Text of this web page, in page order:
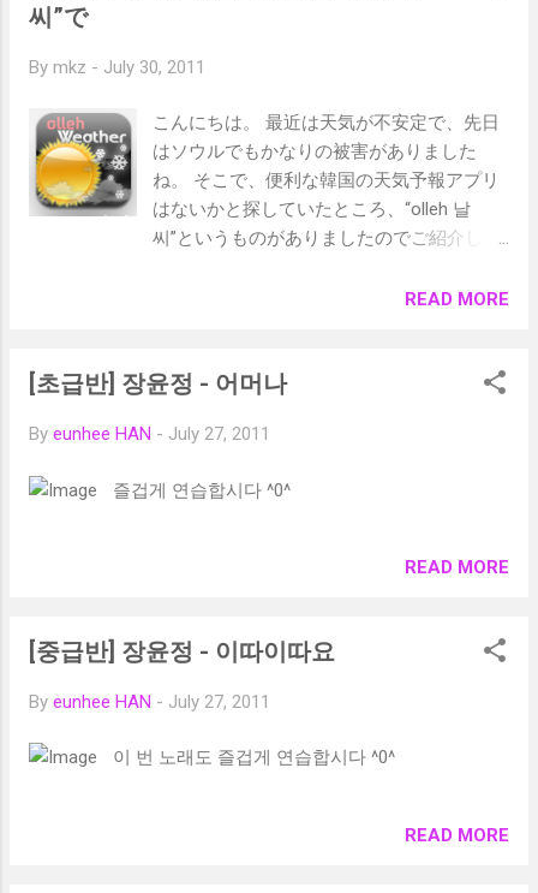
のNaverが作ったNaver地図アプリの紹介で
ゃないかと思うのですが、韓国内に特化し
て非常に精緻に作られています。動作もな
かなか速いです。 네이버 지도/교통 - Naver
Map by NHN corp. (無料) App Storeへ 探した
い場所・店名などをキーボードで文字入
て音声認識で入力します。（もちろん韓国
19,500ウォンかかると出ています。 予想時
もし朝のラッシュ時ならばもっと時間が長
トビューと同じなのですが、“거리뷰”とよん
ます。 こちらは、韓国内各地に設置された
定）” → “실시간 교통 정보 보기 CCTV” をチ
コンが表示されるので、それをタップする
どんなものか確認できますね。 さらに、“항
記機能は通常のインターネットサイトでも
씨”で
By mkz - July 30, 2011
こんにちは。 最近は天気が不安定で、先日
はソウルでもかなりの被害がありました
ね。 そこで、便利な韓国の天気予報アプリ
はないかと探していたところ、“olleh 날
씨”というものがありましたのでご紹介しま
App Storeへ 출퇴근예보：出退勤予報 시간
は、韓国内の天気・ニュース速報(実時間動
よいかと思います。 24 HOUR NEWS
READ MORE
[초급반] 장윤정 - 어머나
By eunhee HAN - July 27, 2011
즐겁게 연습합시다 ^0^
READ MORE
[중급반] 장윤정 - 이따이따요
By eunhee HAN - July 27, 2011
이 번 노래도 즐겁게 연습합시다 ^0^
READ MORE